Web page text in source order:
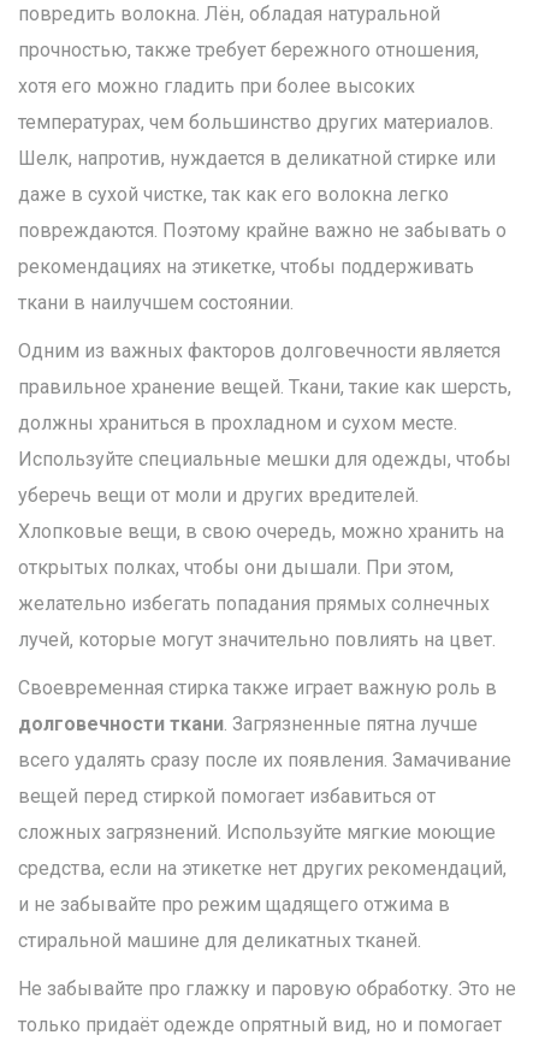
повредить волокна. Лён, обладая натуральной
прочностью, также требует бережного отношения,
хотя его можно гладить при более высоких
температурах, чем большинство других материалов.
Шелк, напротив, нуждается в деликатной стирке или
даже в сухой чистке, так как его волокна легко
повреждаются. Поэтому крайне важно не забывать о
рекомендациях на этикетке, чтобы поддерживать
ткани в наилучшем состоянии.
Одним из важных факторов долговечности является
правильное хранение вещей. Ткани, такие как шерсть,
должны храниться в прохладном и сухом месте.
Используйте специальные мешки для одежды, чтобы
уберечь вещи от моли и других вредителей.
Хлопковые вещи, в свою очередь, можно хранить на
открытых полках, чтобы они дышали. При этом,
желательно избегать попадания прямых солнечных
лучей, которые могут значительно повлиять на цвет.
Своевременная стирка также играет важную роль в
долговечности ткани . Загрязненные пятна лучше
всего удалять сразу после их появления. Замачивание
вещей перед стиркой помогает избавиться от
сложных загрязнений. Используйте мягкие моющие
средства, если на этикетке нет других рекомендаций,
и не забывайте про режим щадящего отжима в
стиральной машине для деликатных тканей.
Не забывайте про глажку и паровую обработку. Это не
только придаёт одежде опрятный вид, но и помогает